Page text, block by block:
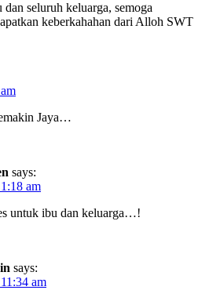
seluruh keluarga, semoga
keberkahahan dari Alloh SWT
Jaya…
says:
am
untuk ibu dan keluarga…!
says:
am